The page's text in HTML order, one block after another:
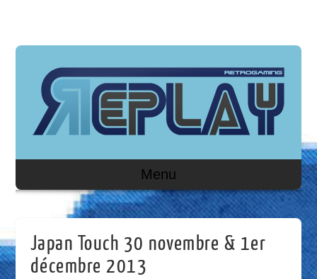
Menu
Japan Touch 30 novembre & 1er
décembre 2013